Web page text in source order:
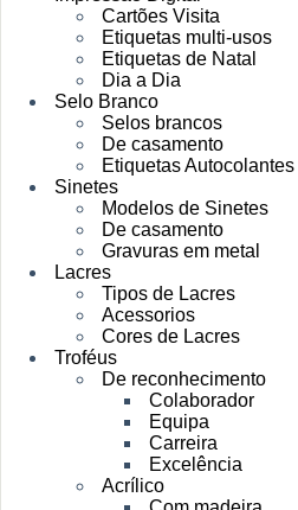
Cartões Visita
Etiquetas multi-usos
Etiquetas de Natal
Dia a Dia
Selo Branco
Selos brancos
De casamento
Etiquetas Autocolantes
Sinetes
Modelos de Sinetes
De casamento
Gravuras em metal
Lacres
Tipos de Lacres
Acessorios
Cores de Lacres
Troféus
De reconhecimento
Colaborador
Equipa
Carreira
Excelência
Acrílico